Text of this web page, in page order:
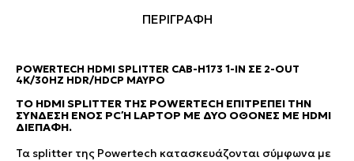
ΠΕΡΙΓΡΑΦΗ
POWERTECH HDMI SPLITTER CAB-H173 1-IN ΣΕ 2-OUT
4K/30HZ HDR/HDCP ΜΑΎΡΟ
ΤΟ HDMI SPLITTER ΤΗΣ POWERTECH ΕΠΙΤΡΈΠΕΙ ΤΗΝ
ΣΎΝΔΕΣΗ ΕΝΌΣ PC Ή LAPTOP ΜΕ ΔΥΟ ΟΘΌΝΕΣ ΜΕ HDMI Δ
ΙΕΠΑΦΉ.
Τα splitter της Powertech κατασκευάζονται σύμφωνα με